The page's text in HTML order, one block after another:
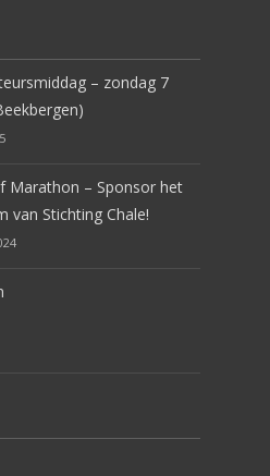
– zondag 7
Marathon – Sponsor het
van Stichting Chale!